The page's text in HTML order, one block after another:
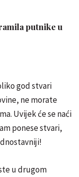
putnike u
god stvari
ne morate
Uvijek će se naći
ponese stvari,
u drugom